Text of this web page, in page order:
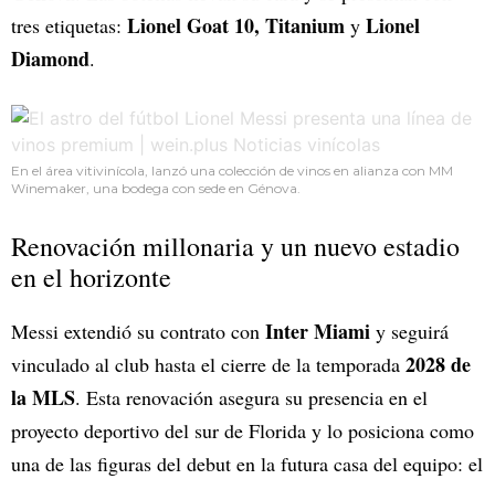
tres etiquetas: Lionel Goat 10, Titanium y Lionel
Diamond.
En el área vitivinícola, lanzó una colección de vinos en alianza con MM
Winemaker, una bodega con sede en Génova.
Renovación millonaria y un nuevo estadio
en el horizonte
Messi extendió su contrato con Inter Miami y seguirá
vinculado al club hasta el cierre de la temporada 2028 de
la MLS. Esta renovación asegura su presencia en el
proyecto deportivo del sur de Florida y lo posiciona como
una de las figuras del debut en la futura casa del equipo: el